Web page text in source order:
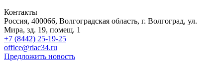
Контакты
Россия, 400066, Волгоградская область, г. Волгоград, ул.
Мира, зд. 19, помещ. 1
+7 (8442) 25-19-25
office@riac34.ru
Предложить новость